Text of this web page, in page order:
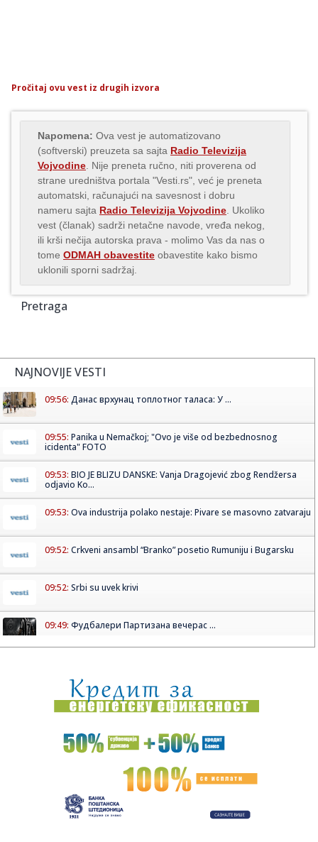
Pročitaj ovu vest iz drugih izvora
Napomena: Ova vest je automatizovano
(softverski) preuzeta sa sajta Radio Televizija
Vojvodine . Nije preneta ručno, niti proverena od
strane uredništva portala "Vesti.rs", već je preneta
automatski, računajući na savesnost i dobru
nameru sajta Radio Televizija Vojvodine . Ukoliko
vest (članak) sadrži netačne navode, vređa nekog,
ili krši nečija autorska prava - molimo Vas da nas o
tome ODMAH obavestite obavestite kako bismo
uklonili sporni sadržaj.
Pretraga
NAJNOVIJE VESTI
09:56: Данас врхунац топлотног таласа: У ...
09:55: Panika u Nemačkoj; "Ovo je više od bezbednosnog
icidenta" FOTO
09:53: BIO JE BLIZU DANSKE: Vanja Dragojević zbog Rendžersa
odjavio Ko...
09:53: Ova industrija polako nestaje: Pivare se masovno zatvaraju
09:52: Crkveni ansambl “Branko” posetio Rumuniju i Bugarsku
09:52: Srbi su uvek krivi
09:49: Фудбалери Партизана вечерас ...
09:48:Povratak trenda iz 90-ih: Cik-cak rajf ponovo je must-have
akseso...
09:46:Бродовласници упозорили да би ...
Infantinu žao zbog grešaka, ali ostaje predsednik FIFA
09:43:Sombor: Besplatan prevoz i ovog vikenda na bazen u